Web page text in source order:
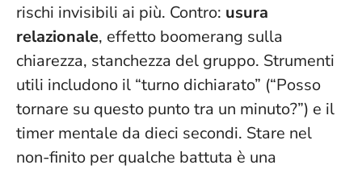
rischi invisibili ai più. Contro: usura
relazionale, effetto boomerang sulla
chiarezza, stanchezza del gruppo. Strumenti
utili includono il “turno dichiarato” (“Posso
tornare su questo punto tra un minuto?”) e il
timer mentale da dieci secondi. Stare nel
non-finito per qualche battuta è una